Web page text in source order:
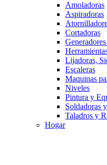
Amoladoras
Aspiradoras
Cortadoras
Lijadoras,
Escaleras
Maquinas
Niveles
Pintura y
Soldadoras
Taladros y
Hogar